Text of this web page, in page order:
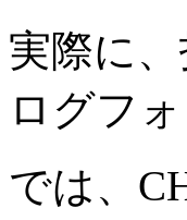
実際に
ログフ
では、